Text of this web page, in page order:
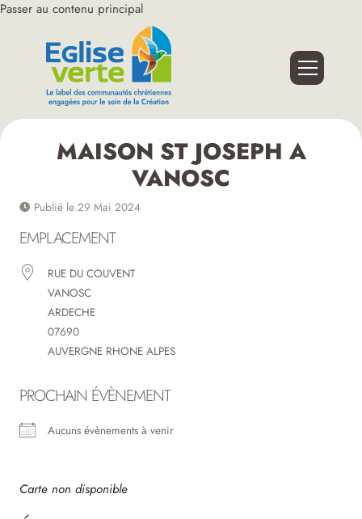
Passer au contenu principal
MAISON ST JOSEPH A
VANOSC
Publié le 29 Mai 2024
EMPLACEMENT
RUE DU COUVENT
VANOSC
ARDECHE
07690
AUVERGNE RHONE ALPES
PROCHAIN ÉVÈNEMENT
Aucuns évènements à venir
Carte non disponible